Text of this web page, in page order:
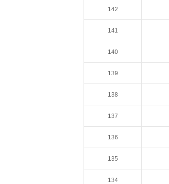
142
141
140
139
138
137
136
135
134